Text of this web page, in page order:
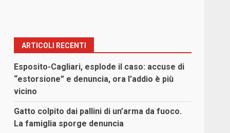
ARTICOLI RECENTI
Esposito-Cagliari, esplode il caso: accuse di
“estorsione” e denuncia, ora l’addio è più
vicino
Gatto colpito dai pallini di un’arma da fuoco.
La famiglia sporge denuncia